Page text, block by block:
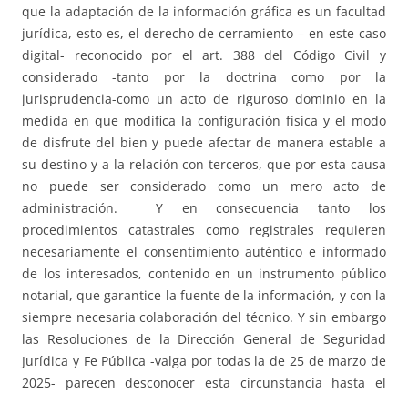
que la adaptación de la información gráfica es un facultad
jurídica, esto es, el derecho de cerramiento – en este caso
digital- reconocido por el art. 388 del Código Civil y
considerado -tanto por la doctrina como por la
jurisprudencia-como un acto de riguroso dominio en la
medida en que modifica la configuración física y el modo
de disfrute del bien y puede afectar de manera estable a
su destino y a la relación con terceros, que por esta causa
no puede ser considerado como un mero acto de
administración. Y en consecuencia tanto los
procedimientos catastrales como registrales requieren
necesariamente el consentimiento auténtico e informado
de los interesados, contenido en un instrumento público
notarial, que garantice la fuente de la información, y con la
siempre necesaria colaboración del técnico. Y sin embargo
las Resoluciones de la Dirección General de Seguridad
Jurídica y Fe Pública -valga por todas la de 25 de marzo de
2025- parecen desconocer esta circunstancia hasta el